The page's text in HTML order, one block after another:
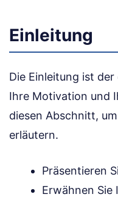
Einleitung
Die Einleitung ist
Ihre Motivation und
diesen Abschnitt,
erläutern.
Präsentieren
Erwähnen Sie